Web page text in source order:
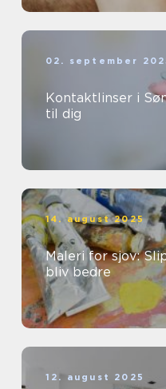
02. september
Kontaktlinser i
til dig
14. august 2025
Maleri for sjov:
bliv bedre
12. august 2025